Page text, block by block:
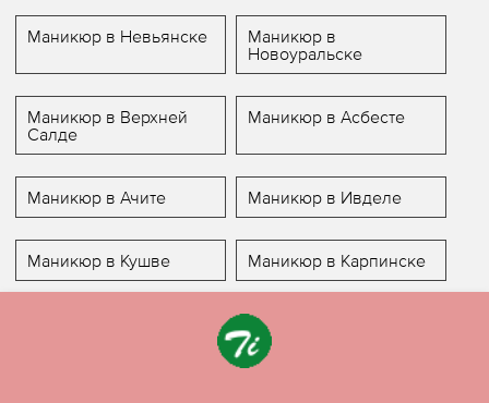
Маникюр в Невьянске
Маникюр в
Новоуральске
Маникюр в Верхней
Салде
Маникюр в Асбесте
Маникюр в Ачите Маникюр в Ивделе
Маникюр в Кушве Маникюр в Карпинске